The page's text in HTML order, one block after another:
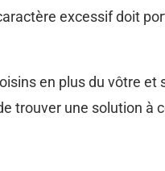
excessif doit
en plus du vôtre et
trouver une solution à